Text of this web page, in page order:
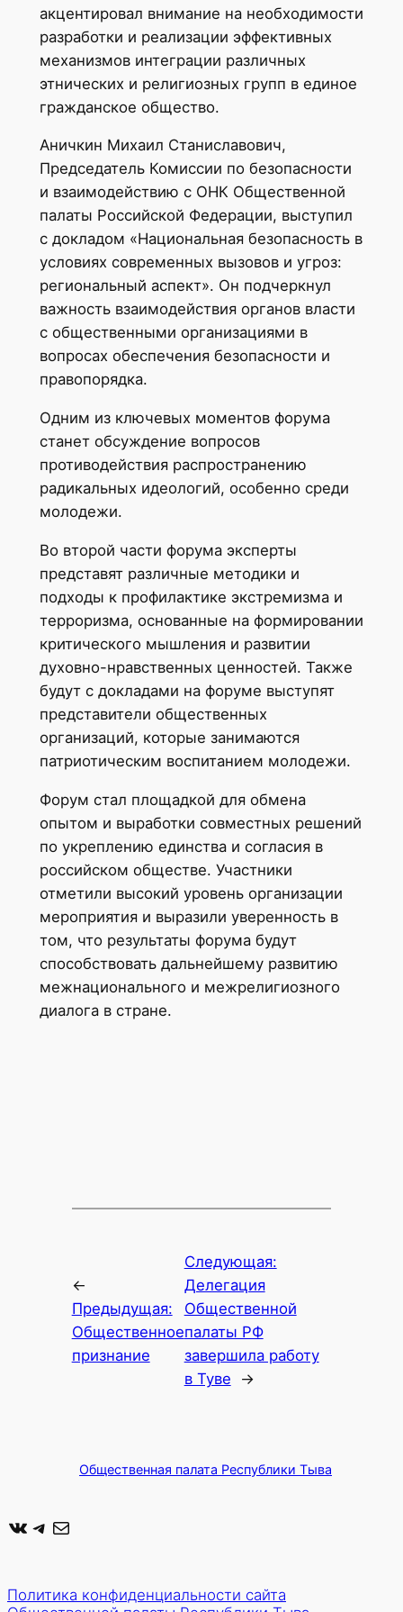
акцентировал внимание на необходимости
разработки и реализации эффективных
механизмов интеграции различных
этнических и религиозных групп в единое
гражданское общество.
Аничкин Михаил Станиславович,
Председатель Комиссии по безопасности
и взаимодействию с ОНК Общественной
палаты Российской Федерации, выступил
с докладом «Национальная безопасность в
условиях современных вызовов и угроз:
региональный аспект». Он подчеркнул
важность взаимодействия органов власти
с общественными организациями в
вопросах обеспечения безопасности и
правопорядка.
Одним из ключевых моментов форума
станет обсуждение вопросов
противодействия распространению
радикальных идеологий, особенно среди
молодежи.
Во второй части форума эксперты
представят различные методики и
подходы к профилактике экстремизма и
терроризма, основанные на формировании
критического мышления и развитии
духовно-нравственных ценностей. Также
будут с докладами на форуме выступят
представители общественных
организаций, которые занимаются
патриотическим воспитанием молодежи.
Форум стал площадкой для обмена
опытом и выработки совместных решений
по укреплению единства и согласия в
российском обществе. Участники
отметили высокий уровень организации
мероприятия и выразили уверенность в
том, что результаты форума будут
способствовать дальнейшему развитию
межнационального и межрелигиозного
диалога в стране.
←
Предыдущая:
Общественное
признание
Следующая:
Делегация
Общественной
палаты РФ
завершила работу
в Туве
→
Общественная палата Республики Тыва
ВКонтакте Telegram Почта
Политика конфиденциальности сайта